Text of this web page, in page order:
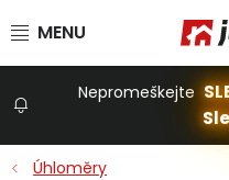
Nepromeškejte
Úhloměry